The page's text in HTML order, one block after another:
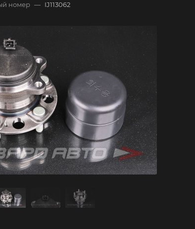
номер — IJ113062